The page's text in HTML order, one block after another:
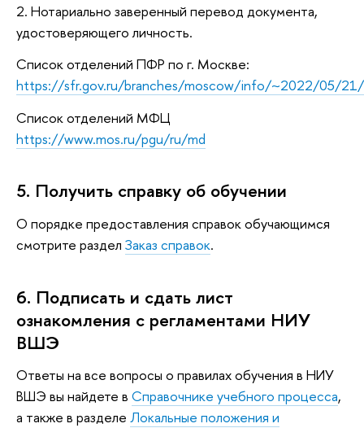
2. Нотариально заверенный перевод документа,
удостоверяющего личность.
Список отделений ПФР по г. Москве:
https://sfr.gov.ru/branches/moscow/info/~2022/05/
Список отделений МФЦ
https://www.mos.ru/pgu/ru/md
5. Получить справку об обучении
О порядке предоставления справок обучающимся
смотрите раздел Заказ справок.
6. Подписать и сдать лист
ознакомления с регламентами НИУ
ВШЭ
Ответы на все вопросы о правилах обучения в НИУ
ВШЭ вы найдете в Справочнике учебного процесса,
а также в разделе Локальные положения и